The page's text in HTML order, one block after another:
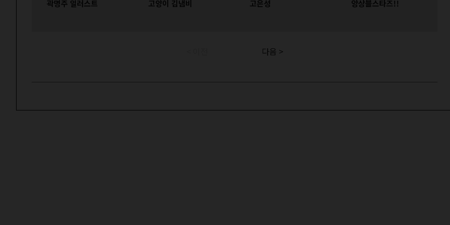
곽명주 일러스트 고양이 김냄비 고은성 앙상블스타즈!!
다음 >